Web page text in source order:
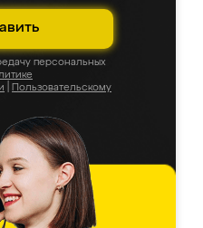
персональных
Пользовательскому